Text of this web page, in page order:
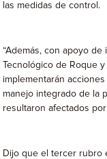
las medidas de control.
“Además, con apoyo
Tecnológico de Roque
implementarán
manejo integrado de la
resultaron afectados
Dijo que el tercer rubro